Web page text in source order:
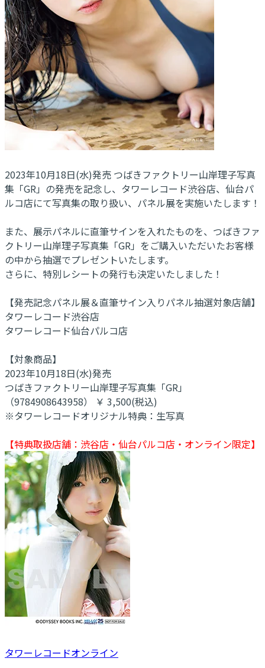
2023年10月18日(水)発売 つばきファクトリー山岸理子写真
集「GR」の発売を記念し、タワーレコード渋谷店、仙台パ
ルコ店にて写真集の取り扱い、パネル展を実施いたします！
また、展示パネルに直筆サインを入れたものを、つばきファ
クトリー山岸理子写真集「GR」をご購入いただいたお客様
の中から抽選でプレゼントいたします。
さらに、特別レシートの発行も決定いたしました！
【発売記念パネル展＆直筆サイン入りパネル抽選対象店舗】
タワーレコード渋谷店
タワーレコード仙台パルコ店
【対象商品】
2023年10月18日(水)発売
つばきファクトリー山岸理子写真集「GR」
（9784908643958） ￥ 3,500(税込)
※タワーレコードオリジナル特典：生写真
【特典取扱店舗：渋谷店・仙台パルコ店・オンライン限定】
タワーレコードオンライン